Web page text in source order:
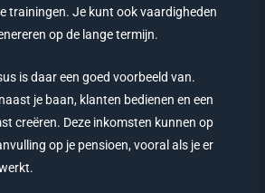
trainingen. Je kunt ook vaardigheden
op de lange termijn.
is daar een goed voorbeeld van.
je baan, klanten bedienen en een
creëren. Deze inkomsten kunnen op
op je pensioen, vooral als je er